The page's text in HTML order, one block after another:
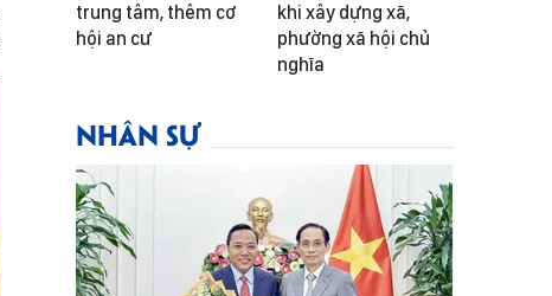
trung tâm, thêm cơ
hội an cư
khi xây dựng xã,
phường xã hội chủ
nghĩa
NHÂN SỰ